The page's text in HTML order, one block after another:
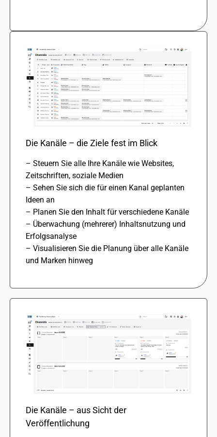
Die Kanäle – die Ziele fest im Blick
– Steuern Sie alle Ihre Kanäle wie Websites,
Zeitschriften, soziale Medien
– Sehen Sie sich die für einen Kanal geplan­ten
Ideen an
– Planen Sie den Inhalt für verschie­dene Kanäle
– Überwachung (mehre­rer) Inhaltsnutzung und
Erfolgsanalyse
– Visualisieren Sie die Planung über alle Kanäle
und Marken hinweg
Die Kanäle – aus Sicht der
Veröffentlichung